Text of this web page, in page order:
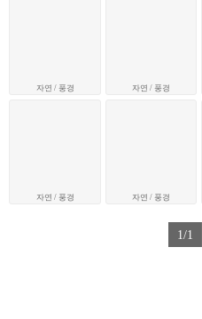
자연 / 풍경
자연 / 풍경
자연 / 풍경
자연 / 풍경
1/1